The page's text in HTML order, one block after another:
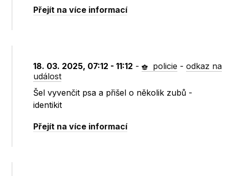
Přejít na více informací
18. 03. 2025, 07:12 - 11:12 - policie -odkaz na
událost
Šel vyvenčit psa a přišel o několik zubů -
identikit
Přejít na více informací